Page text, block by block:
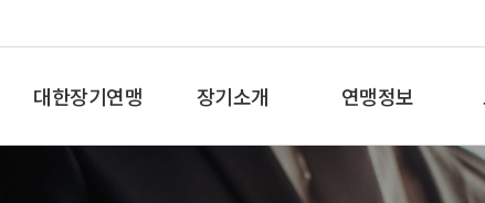
대한장기연맹 장기소개 연맹정보
프로기사 정보